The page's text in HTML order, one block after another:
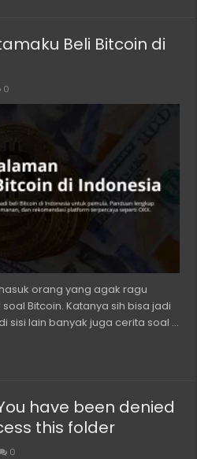
Beli Bitcoin di
0
orang yang agak ragu
Bitcoin. Katanya sih bisa jadi
sisi lain banyak juga cerita soal …
have been denied
this folder
0